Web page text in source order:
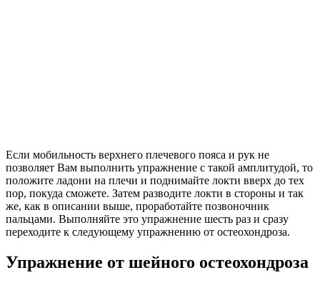
Если мобильность верхнего плечевого пояса и рук не
позволяет Вам выполнить упражнение с такой амплитудой, то
положите ладони на плечи и поднимайте локти вверх до тех
пор, покуда сможете. Затем разводите локти в стороны и так
же, как в описании выше, проработайте позвоночник
пальцами. Выполняйте это упражнение шесть раз и сразу
переходите к следующему упражнению от остеохондроза.
Упражнение от шейного остеохондроза